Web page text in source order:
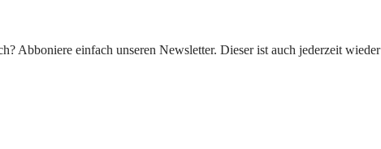
Abboniere einfach unseren Newsletter. Dieser ist auch jederzeit wieder